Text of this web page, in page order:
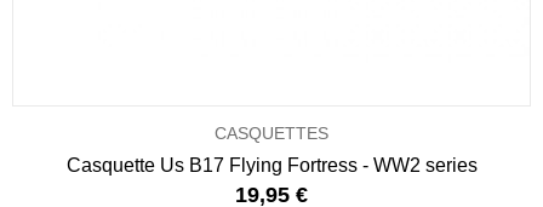
CASQUETTES
Casquette Us B17 Flying Fortress - WW2 series
19,95 €